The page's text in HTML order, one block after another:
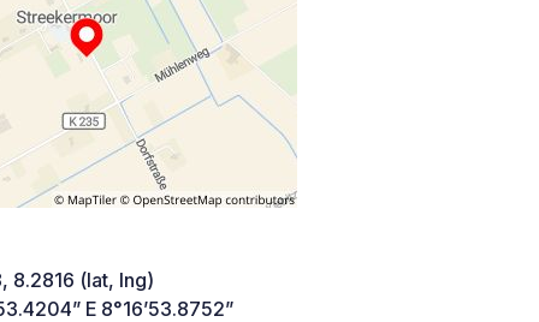
8.2816 (lat, lng)
E 8°16’53.8752”